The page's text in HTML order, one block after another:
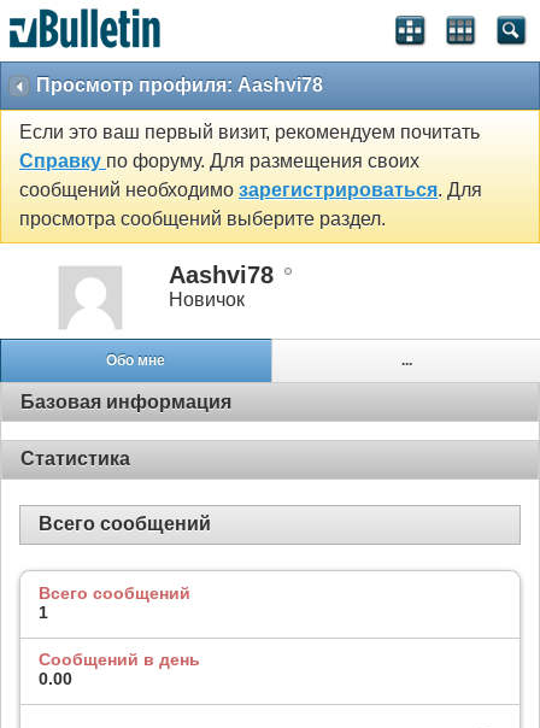
Просмотр профиля: Aashvi78
Если это ваш первый визит, рекомендуем почитать
Справку по форуму. Для размещения своих
сообщений необходимо зарегистрироваться. Для
просмотра сообщений выберите раздел.
Aashvi78
Новичок
Обо мне ...
Базовая информация
Статистика
Всего сообщений
Всего сообщений
1
Сообщений в день
0.00